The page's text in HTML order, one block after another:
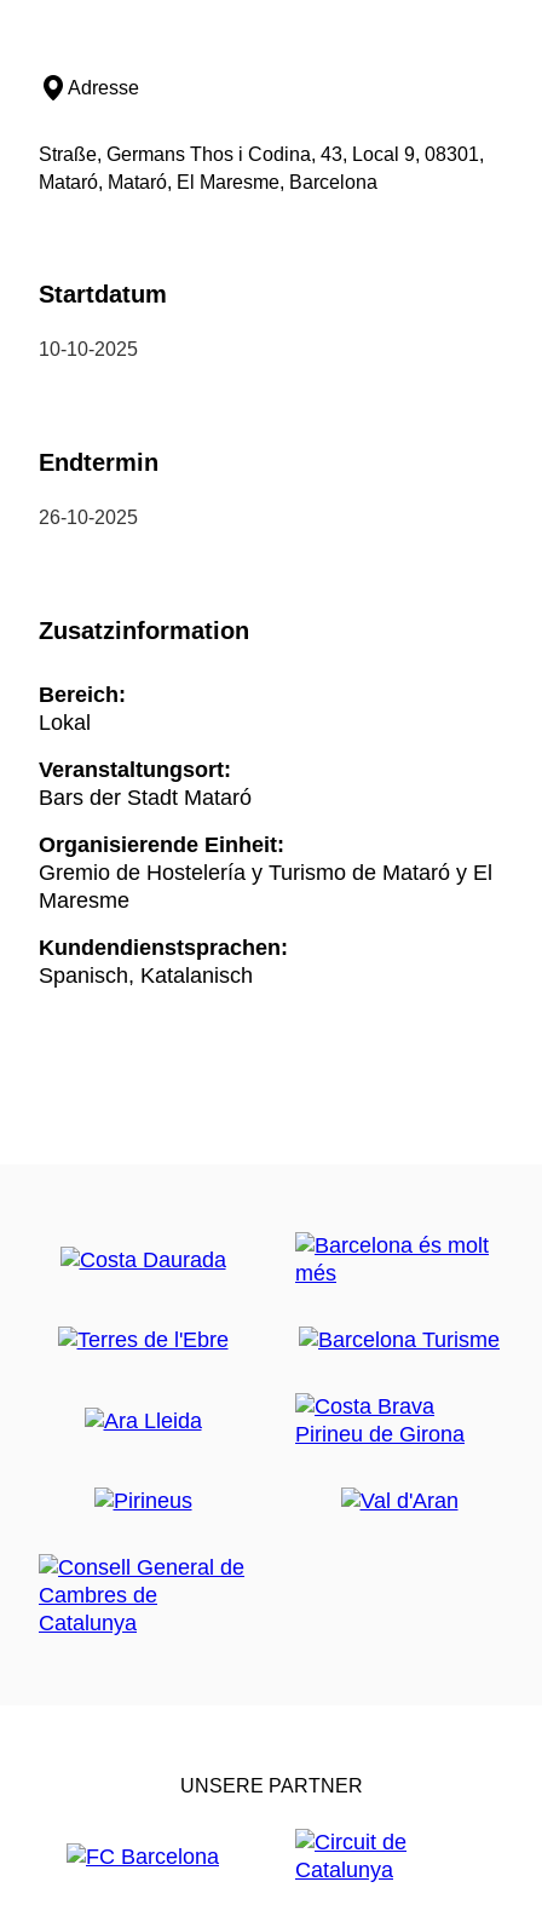
Adresse
Straße, Germans Thos i Codina, 43, Local 9, 08301,
Mataró, Mataró, El Maresme, Barcelona
Startdatum
10-10-2025
Endtermin
26-10-2025
Zusatzinformation
Bereich:
Lokal
Veranstaltungsort:
Bars der Stadt Mataró
Organisierende Einheit:
Gremio de Hostelería y Turismo de Mataró y El
Maresme
Kundendienstsprachen:
Spanisch, Katalanisch
UNSERE PARTNER